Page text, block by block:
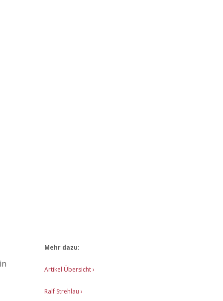
Mehr dazu:
Artikel Übersicht›
Ralf Strehlau ›